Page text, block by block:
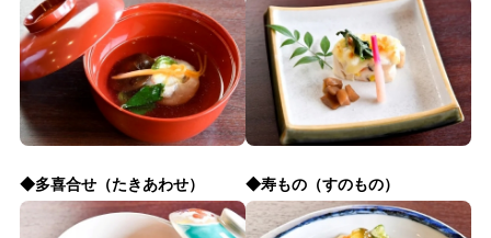
◆多喜合せ（たきあわせ） ◆寿もの（すのもの）